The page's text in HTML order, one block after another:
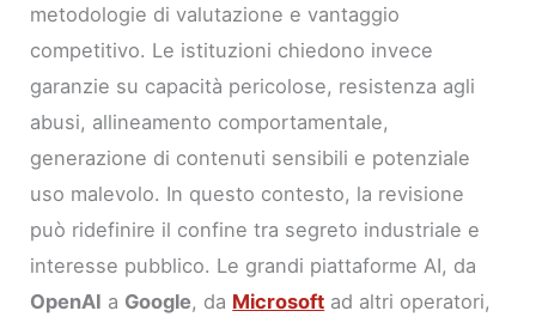
metodologie di valutazione e vantaggio
competitivo. Le istituzioni chiedono invece
garanzie su capacità pericolose, resistenza agli
abusi, allineamento comportamentale,
generazione di contenuti sensibili e potenziale
uso malevolo. In questo contesto, la revisione
può ridefinire il confine tra segreto industriale e
interesse pubblico. Le grandi piattaforme AI, da
OpenAI a Google, da Microsoft ad altri operatori,